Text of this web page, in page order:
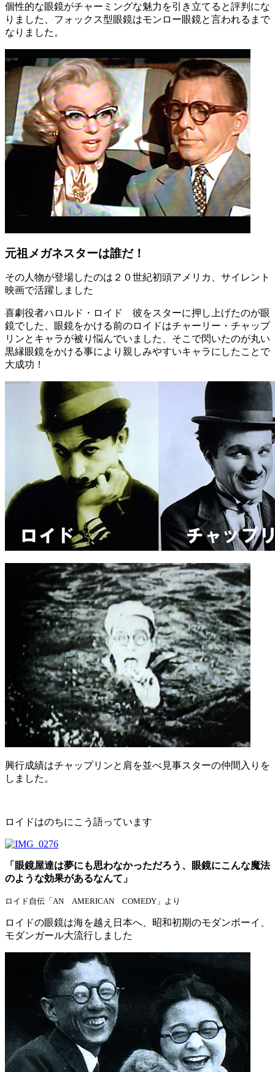
個性的な眼鏡がチャーミングな魅力を引き立てると評判にな
りました、フォックス型眼鏡はモンロー眼鏡と言われるまで
なりました。
元祖メガネスターは誰だ！
その人物が登場したのは２０世紀初頭アメリカ、サイレント
映画で活躍しました
喜劇役者ハロルド・ロイド 彼をスターに押し上げたのが眼
鏡でした、眼鏡をかける前のロイドはチャーリー・チャップ
リンとキャラが被り悩んでいました、そこで閃いたのが丸い
黒縁眼鏡をかける事により親しみやすいキャラにしたことで
大成功！
興行成績はチャップリンと肩を並べ見事スターの仲間入りを
しました。
ロイドはのちにこう語っています
「眼鏡屋達は夢にも思わなかっただろう、眼鏡にこんな魔法
のような効果があるなんて」
ロイド自伝「AN AMERICAN COMEDY」より
ロイドの眼鏡は海を越え日本へ、昭和初期のモダンボーイ、
モダンガール大流行しました